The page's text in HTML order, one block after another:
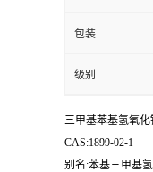
包装
级别
三甲基苯基氢氧化
CAS:1899-02-1
别名:苯基三甲基